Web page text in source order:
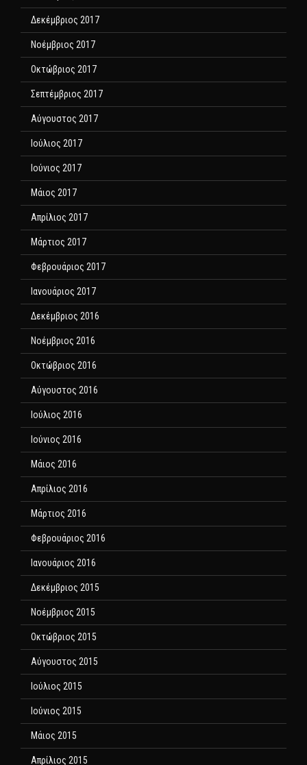
Δεκέμβριος 2017
Νοέμβριος 2017
Οκτώβριος 2017
Σεπτέμβριος 2017
Αύγουστος 2017
Ιούλιος 2017
Ιούνιος 2017
Μάιος 2017
Απρίλιος 2017
Μάρτιος 2017
Φεβρουάριος 2017
Ιανουάριος 2017
Δεκέμβριος 2016
Νοέμβριος 2016
Οκτώβριος 2016
Αύγουστος 2016
Ιούλιος 2016
Ιούνιος 2016
Μάιος 2016
Απρίλιος 2016
Μάρτιος 2016
Φεβρουάριος 2016
Ιανουάριος 2016
Δεκέμβριος 2015
Νοέμβριος 2015
Οκτώβριος 2015
Αύγουστος 2015
Ιούλιος 2015
Ιούνιος 2015
Μάιος 2015
Απρίλιος 2015